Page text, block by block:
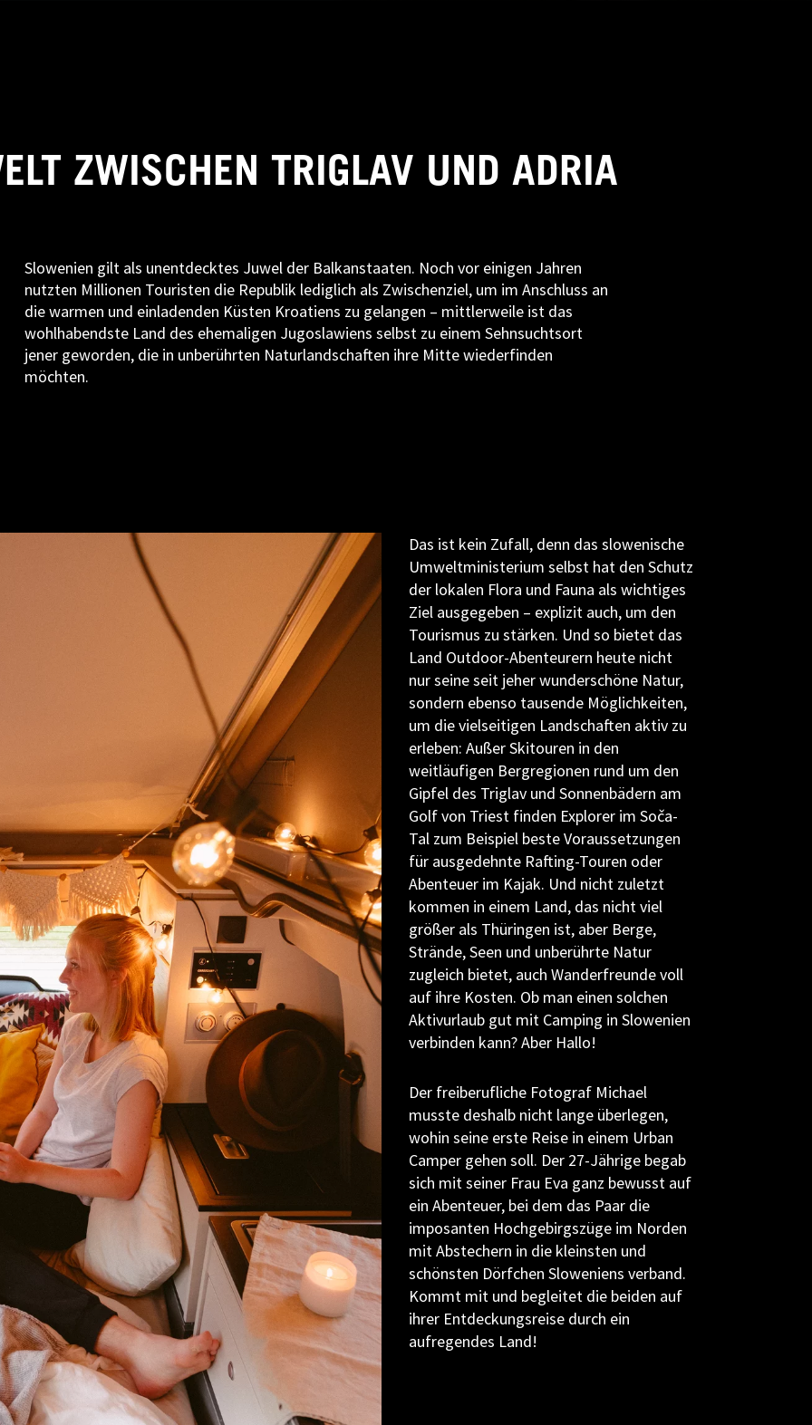
ZWISCHEN TRIGLAV UND ADRIA
Slowenien gilt als unentdecktes Juwel der Balkanstaaten. Noch vor einigen Jahren
nutzten Millionen Touristen die Republik lediglich als Zwischenziel, um im Anschluss an
die warmen und einladenden Küsten Kroatiens zu gelangen – mittlerweile ist das
wohlhabendste Land des ehemaligen Jugoslawiens selbst zu einem Sehnsuchtsort
jener geworden, die in unberührten Naturlandschaften ihre Mitte wiederfinden
möchten.
Das ist kein Zufall, denn das slowenische
Umweltministerium selbst hat den Schutz
der lokalen Flora und Fauna als wichtiges
Ziel ausgegeben – explizit auch, um den
Tourismus zu stärken. Und so bietet das
Land Outdoor-Abenteurern heute nicht
nur seine seit jeher wunderschöne Natur,
sondern ebenso tausende Möglichkeiten,
um die vielseitigen Landschaften aktiv zu
erleben: Außer Skitouren in den
weitläufigen Bergregionen rund um den
Gipfel des Triglav und Sonnenbädern am
Golf von Triest finden Explorer im Soča-
Tal zum Beispiel beste Voraussetzungen
für ausgedehnte Rafting-Touren oder
Abenteuer im Kajak. Und nicht zuletzt
kommen in einem Land, das nicht viel
größer als Thüringen ist, aber Berge,
Strände, Seen und unberührte Natur
zugleich bietet, auch Wanderfreunde voll
auf ihre Kosten. Ob man einen solchen
Aktivurlaub gut mit Camping in Slowenien
verbinden kann? Aber Hallo!
Der freiberufliche Fotograf Michael
musste deshalb nicht lange überlegen,
wohin seine erste Reise in einem Urban
Camper gehen soll. Der 27-Jährige begab
sich mit seiner Frau Eva ganz bewusst auf
ein Abenteuer, bei dem das Paar die
imposanten Hochgebirgszüge im Norden
mit Abstechern in die kleinsten und
schönsten Dörfchen Sloweniens verband.
Kommt mit und begleitet die beiden auf
ihrer Entdeckungsreise durch ein
aufregendes Land!